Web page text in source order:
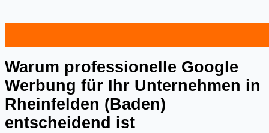
Warum professionelle Google
Werbung für Ihr Unternehmen in
Rheinfelden (Baden)
entscheidend ist